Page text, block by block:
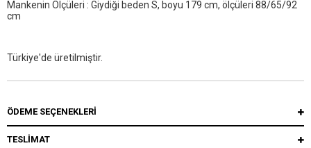
Mankenin Ölçüleri : Giydiği beden S, boyu 179 cm, ölçüleri 88/65/92
cm
Türkiye'de üretilmiştir.
ÖDEME SEÇENEKLERI
TESLİMAT